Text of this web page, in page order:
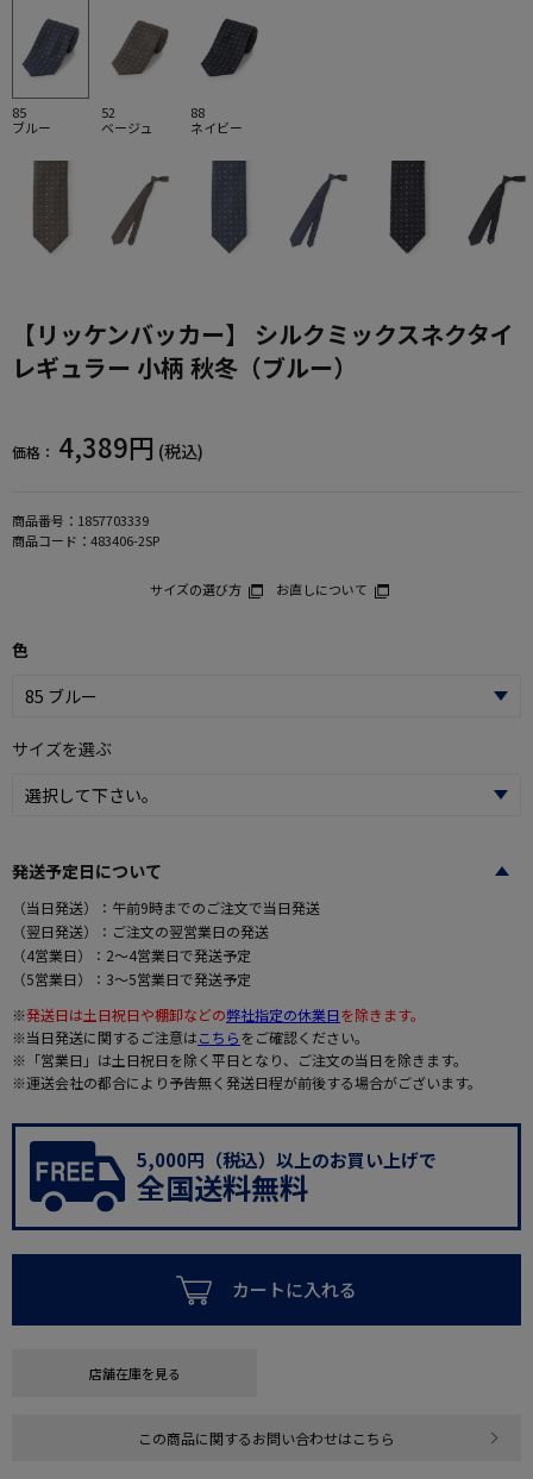
85
ブルー
52
ベージュ
88
ネイビー
【リッケンバッカー】 シルクミックスネクタイ
レギュラー 小柄 秋冬（ブルー）
価格： 4,389円 (税込)
商品番号： 1857703339
商品コード： 483406-2SP
サイズの選び方 お直しについて
色
サイズを選ぶ
発送予定日について
（当日発送）：午前9時までのご注文で当日発送
（翌日発送）：ご注文の翌営業日の発送
（4営業日）：2～4営業日で発送予定
（5営業日）：3～5営業日で発送予定
※発送日は土日祝日や棚卸などの弊社指定の休業日を除きます。
※当日発送に関するご注意はこちらをご確認ください。
※「営業日」は土日祝日を除く平日となり、ご注文の当日を除きます。
※運送会社の都合により予告無く発送日程が前後する場合がございます。
5,000円（税込）以上のお買い上げで
全国送料無料
カートに入れる
店舗在庫を見る
この商品に関するお問い合わせはこちら